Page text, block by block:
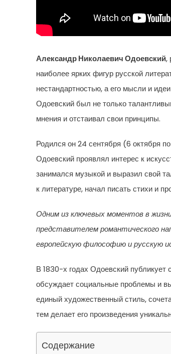
Александр Николаевич Одоевский,
наиболее ярких фигур русской
нестандартностью, а его мысли и
Одоевский был не только
мнения и отстаивал свои принципы.
Родился он 24 сентября (6 октября
Одоевский проявлял интерес к
занимался музыкой и выразил свой
к литературе, начал писать стихи и
Одним из ключевых моментов в
представителем романтического
европейскую философию и русскую
В 1830-х годах Одоевский публикует
обсуждает социальные проблемы и
единый художественный стиль,
тем делает его произведения
Содержание